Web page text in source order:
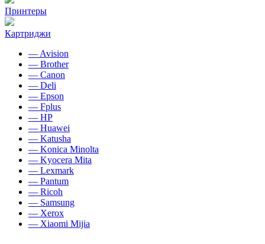
Принтеры
Картриджи
— Avision
— Brother
— Canon
— Deli
— Epson
— Fplus
— HP
— Huawei
— Katusha
— Konica Minolta
— Kyocera Mita
— Lexmark
— Pantum
— Ricoh
— Samsung
— Xerox
— Xiaomi Mijia